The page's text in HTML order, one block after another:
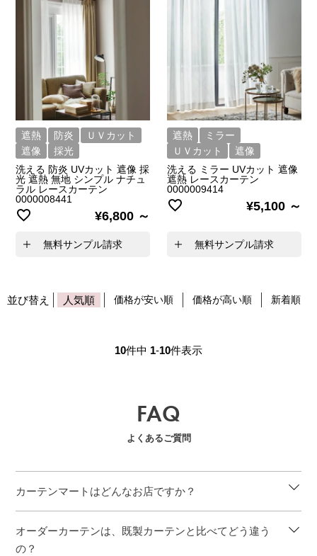
遮熱 防炎
ＵＶカット
遮像
採光
洗える 防炎 UVカット 遮像 採
光 遮熱 無地 シンプル ナチュ
ラル レースカーテン
0000008441
¥6,800
無料サンプル請求
遮熱
ミラー
ＵＶカット
遮像
洗える ミラー UVカット 遮像
遮熱 レースカーテン
0000009414
¥5,100
無料サンプル請求
並び替え 人気順 価格が安い順 価格が高い順 新着順
10件中 1-10件表示
FAQ
よくあるご質問
カーテンマートはどんなお店ですか？
オーダーカーテンは、既製カーテンと比べてどう違う
の？